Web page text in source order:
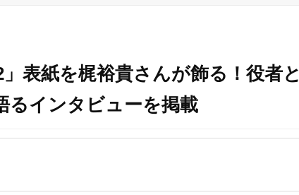
」表紙を梶裕貴さんが飾る！役者と
るインタビューを掲載